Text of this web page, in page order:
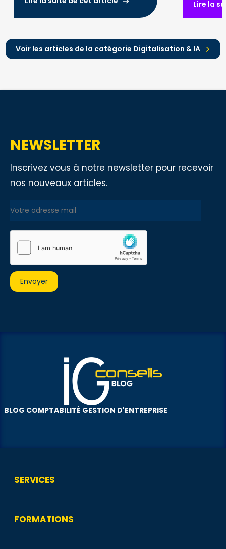
renforcer
Lire la
Voir les articles de la catégorie Digitalisation & IA
NEWSLETTER
Inscrivez vous à notre newsletter pour recevoir
nos nouveaux articles.
BLOG COMPTABILITÉ GESTION D'ENTREPRISE
SERVICES
FORMATIONS